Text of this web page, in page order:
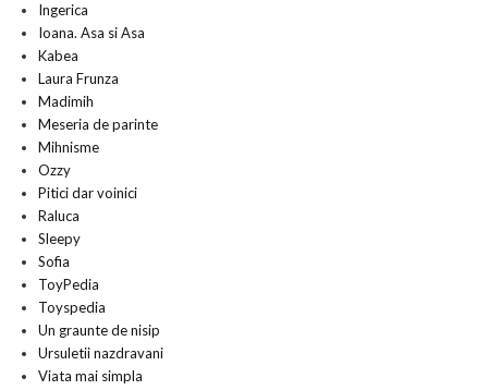
Ingerica
Ioana. Asa si Asa
Kabea
Laura Frunza
Madimih
Meseria de parinte
Mihnisme
Ozzy
Pitici dar voinici
Raluca
Sleepy
Sofia
ToyPedia
Toyspedia
Un graunte de nisip
Ursuletii nazdravani
Viata mai simpla